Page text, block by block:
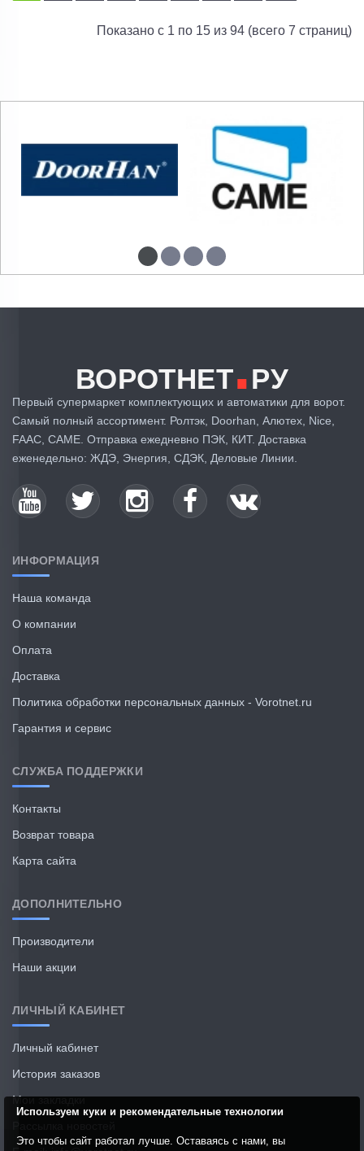
Показано с 1 по 15 из 94 (всего 7 страниц)
ВОРОТНЕТ.РУ
Первый супермаркет комплектующих и автоматики для ворот.
Самый полный ассортимент. Ролтэк, Doorhan, Алютех, Nice,
FAAC, CAME. Отправка ежедневно ПЭК, КИТ. Доставка
еженедельно: ЖДЭ, Энергия, СДЭК, Деловые Линии.
ИНФОРМАЦИЯ
Наша команда
О компании
Оплата
Доставка
Политика обработки персональных данных - Vorotnet.ru
Гарантия и сервис
СЛУЖБА ПОДДЕРЖКИ
Контакты
Возврат товара
Карта сайта
ДОПОЛНИТЕЛЬНО
Производители
Наши акции
ЛИЧНЫЙ КАБИНЕТ
Личный кабинет
История заказов
Мои закладки
Используем куки и рекомендательные технологии
Это чтобы сайт работал лучше. Оставаясь с нами, вы